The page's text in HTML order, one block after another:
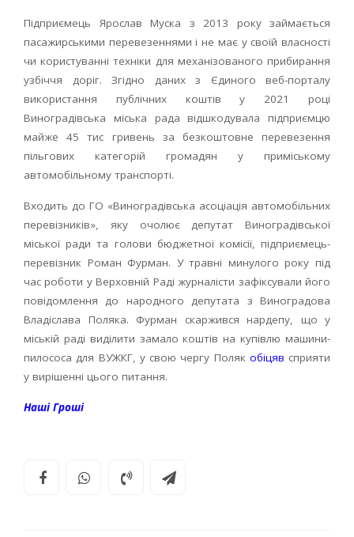
Підприємець Ярослав Муска з 2013 року займається
пасажирськими перевезеннями і не має у своїй власності
чи користуванні техніки для механізованого прибирання
узбіччя доріг. Згідно даних з Єдиного веб-порталу
використання публічних коштів у 2021 році
Виноградівська міська рада відшкодувала підприємцю
майже 45 тис гривень за безкоштовне перевезення
пільгових категорій громадян у приміському
автомобільному транспорті.
Входить до ГО «Виноградівська асоціація автомобільних
перевізників», яку очолює депутат Виноградівської
міської ради та голови бюджетної комісії, підприємець-
перевізник Роман Фурман. У травні минулого року під
час роботи у Верховній Раді журналісти зафіксували його
повідомлення до народного депутата з Виноградова
Владіслава Поляка. Фурман скаржився нардепу, що у
міській раді виділити замало коштів на купівлю машини-
пилососа для ВУЖКГ, у свою чергу Поляк обіцяв сприяти
у вирішенні цього питання.
Наші Гроші